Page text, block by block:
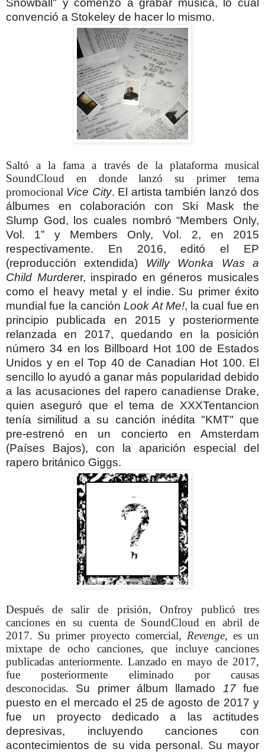
Snowball" y comenzó a grabar música, lo cual
convenció a Stokeley de hacer lo mismo.
Saltó a la fama a través de la plataforma musical
SoundCloud en donde lanzó su primer tema
promocional Vice City. El artista también lanzó dos
álbumes en colaboración con Ski Mask the
Slump God, los cuales nombró “Members Only,
Vol. 1” y Members Only, Vol. 2, en 2015
respectivamente. En 2016, editó el EP
(reproducción extendida) Willy Wonka Was a
Child Murderer, inspirado en géneros musicales
como el heavy metal y el indie. Su primer éxito
mundial fue la canciónLook At Me!, la cual fue en
principio publicada en 2015 y posteriormente
relanzada en 2017, quedando en la posición
número 34 en los Billboard Hot 100 de Estados
Unidos y en el Top 40 de Canadian Hot 100. El
sencillo lo ayudó a ganar más popularidad debido
a las acusaciones del rapero canadiense Drake,
quien aseguró que el tema de XXXTentancion
tenía similitud a su canción inédita "KMT" que
pre-estrenó en un concierto en Amsterdam
(Países Bajos), con la aparición especial del
rapero británico Giggs.
Después de salir de prisión, Onfroy publicó tres
canciones en su cuenta de SoundCloud en abril de
2017. Su primer proyecto comercial, Revenge, es un
mixtape de ocho canciones, que incluye canciones
publicadas anteriormente. Lanzado en mayo de 2017,
fue posteriormente eliminado por causas
desconocidas. Su primer álbum llamado 17fue
puesto en el mercado el 25 de agosto de 2017 y
fue un proyecto dedicado a las actitudes
depresivas, incluyendo canciones con
acontecimientos de su vida personal. Su mayor